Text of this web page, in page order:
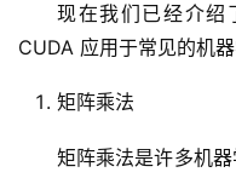
现在我们已经介绍
CUDA 应用于常见的机器
矩阵乘法
矩阵乘法是许多机